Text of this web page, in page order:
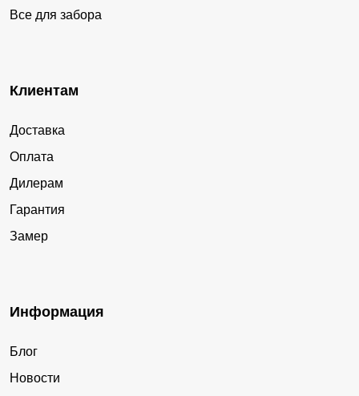
Все для забора
Клиентам
Доставка
Оплата
Дилерам
Гарантия
Замер
Информация
Блог
Новости